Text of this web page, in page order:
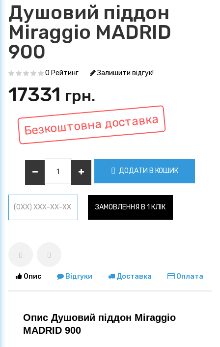
Душовий піддон
Miraggio MADRID
900
0 Рейтинг Залишити відгук!
17331 грн.
Безкоштовна доставка
ДОДАТИ В КОШИК
ЗАМОВЛЕННЯ В 1 КЛІК
Опис Відгуки Доставка Оплата
Опис Душовий піддон Miraggio
MADRID 900